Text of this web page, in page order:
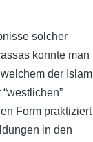
solcher
konnte man
der Islam
Form praktiziert
in den